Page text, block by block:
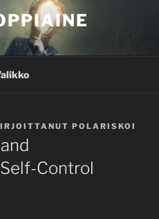
POLARISKOI
Control